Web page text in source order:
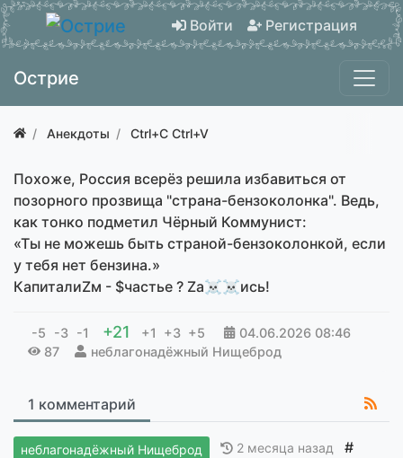
Войти Регистрация
Острие
Анекдоты Ctrl+C Ctrl+V
Похоже, Россия всерёз решила избавиться от
позорного прозвища "страна-бензоколонка". Ведь,
как тонко подметил Чёрный Коммунист:
«Ты не можешь быть страной-бензоколонкой, если
у тебя нет бензина.»
КапиталиZм - $частье ? Zа☠☠ись!
-5 -3 -1 +21 +1 +3 +5 04.06.2026 08:46
87
неблагонадёжный Нищеброд
1 комментарий
неблагонадёжный Нищеброд 2 месяца назад #